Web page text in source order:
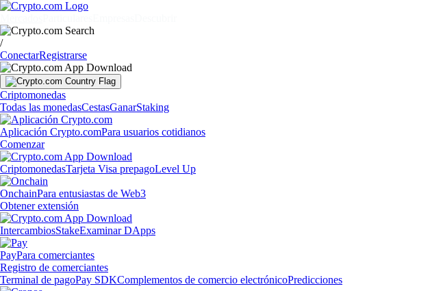
/
ConectarRegistrarse
Criptomonedas
Todas las monedasCestasGanarStaking
Aplicación Crypto.comPara usuarios cotidianos
Comenzar
CriptomonedasTarjeta Visa prepagoLevel Up
OnchainPara entusiastas de Web3
Obtener extensión
IntercambiosStakeExaminar DApps
PayPara comerciantes
Registro de comerciantes
Terminal de pagoPay SDKComplementos de comercio electrónicoPredicciones